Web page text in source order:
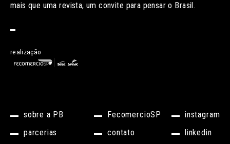
sobre a PB
parcerias
FecomercioSP
contato
instagram
linkedin
mais que uma revista, um convite para pensar o Brasil.
realização